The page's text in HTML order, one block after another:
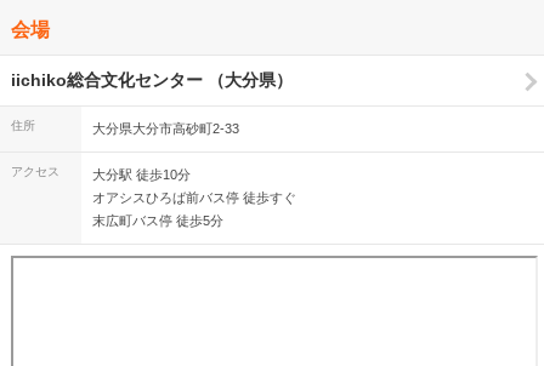
会場
iichiko総合文化センター （大分県）
住所 大分県大分市高砂町2-33
アクセス
大分駅 徒歩10分
オアシスひろば前バス停 徒歩すぐ
末広町バス停 徒歩5分